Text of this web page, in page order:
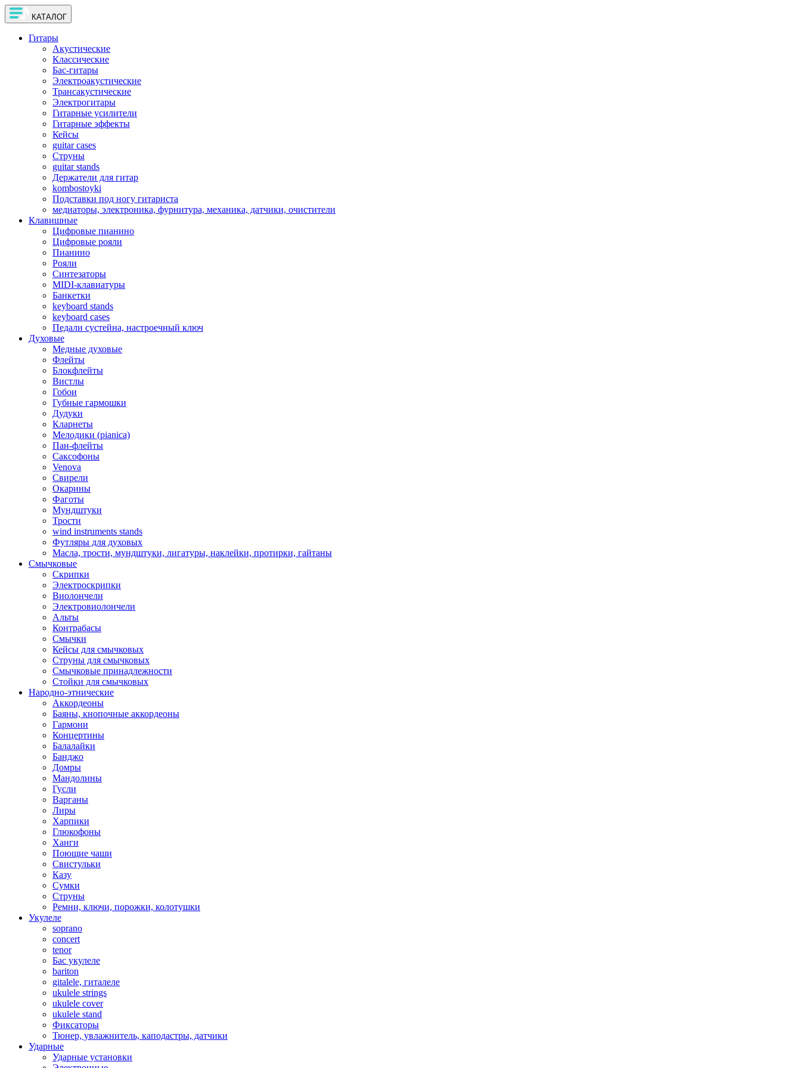
КАТАЛОГ
Гитары
Акустические
Классические
Бас-гитары
Электроакустические
Трансакустические
Электрогитары
Гитарные усилители
Гитарные эффекты
Кейсы
guitar cases
Струны
guitar stands
Держатели для гитар
kombostoyki
Подставки под ногу гитариста
медиаторы, электроника, фурнитура, механика, датчики, очистители
Клавишные
Цифровые пианино
Цифровые рояли
Пианино
Рояли
Синтезаторы
MIDI-клавиатуры
Банкетки
keyboard stands
keyboard cases
Педали сустейна, настроечный ключ
Духовые
Медные духовые
Флейты
Блокфлейты
Вистлы
Гобои
Губные гармошки
Дудуки
Кларнеты
Мелодики (pianica)
Пан-флейты
Саксофоны
Venova
Свирели
Окарины
Фаготы
Мундштуки
Трости
wind instruments stands
Футляры для духовых
Масла, трости, мундштуки, лигатуры, наклейки, протирки, гайтаны
Смычковые
Скрипки
Электроскрипки
Виолончели
Электровиолончели
Альты
Контрабасы
Смычки
Кейсы для смычковых
Струны для смычковых
Смычковые принадлежности
Стойки для смычковых
Народно-этнические
Аккордеоны
Баяны, кнопочные аккордеоны
Гармони
Концертины
Балалайки
Банджо
Домры
Мандолины
Гусли
Варганы
Лиры
Харпики
Глюкофоны
Ханги
Поющие чаши
Свистульки
Казу
Сумки
Струны
Ремни, ключи, порожки, колотушки
Укулеле
soprano
concert
tenor
Бас укулеле
bariton
gitalele, гиталеле
ukulele strings
ukulele cover
ukulele stand
Фиксаторы
Тюнер, увлажнитель, каподастры, датчики
Ударные
Ударные установки